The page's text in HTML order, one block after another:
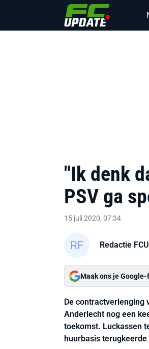
"Ik denk
PSV ga
15 juli 2020, 07:34
Redactie
Maak ons je
De contractverlenging
Anderlecht nog een
toekomst. Luckassen
huurbasis terugkeerde